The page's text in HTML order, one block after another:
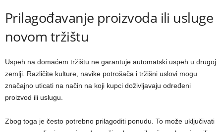
Prilagođavanje proizvoda ili usluge
novom tržištu
Uspeh na domaćem tržištu ne garantuje automatski uspeh u drugoj
zemlji. Različite kulture, navike potrošača i tržišni uslovi mogu
značajno uticati na način na koji kupci doživljavaju određeni
proizvod ili uslugu.
Zbog toga je često potrebno prilagoditi ponudu. To može uključivati